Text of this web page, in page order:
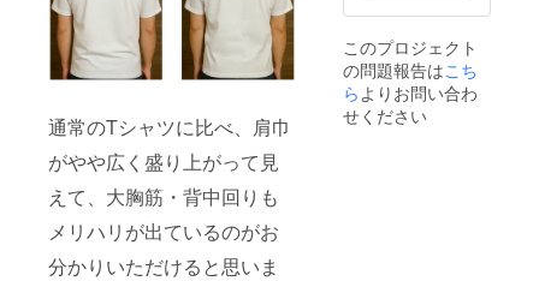
通常のTシャツに比べ、肩巾
がやや広く盛り上がって見
えて、大胸筋・背中回りも
メリハリが出ているのがお
分かりいただけると思いま
このプロジェクト
の問題報告はこち
ら よりお問い合わ
せください